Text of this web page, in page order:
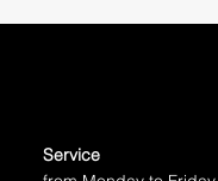
Service